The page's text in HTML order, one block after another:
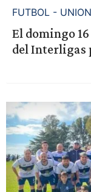
FUTBOL -
El domingo
del Interligas